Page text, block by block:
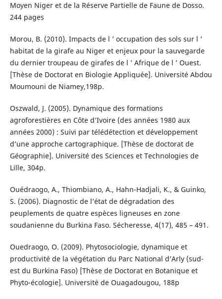
Moyen Niger et de la Réserve Partielle de Faune de Dosso.
244 pages
Morou, B. (2010). Impacts de l ’ occupation des sols sur l ’
habitat de la girafe au Niger et enjeux pour la sauvegarde
du dernier troupeau de girafes de l ’ Afrique de l ’ Ouest.
[Thèse de Doctorat en Biologie Appliquée]. Université Abdou
Moumouni de Niamey,198p.
Oszwald, J. (2005). Dynamique des formations
agroforestières en Côte d’Ivoire (des années 1980 aux
années 2000) : Suivi par télédétection et développement
d’une approche cartographique. [Thèse de doctorat de
Géographie]. Université des Sciences et Technologies de
Lille, 304p.
Ouédraogo, A., Thiombiano, A., Hahn-Hadjali, K., & Guinko,
S. (2006). Diagnostic de l’état de dégradation des
peuplements de quatre espèces ligneuses en zone
soudanienne du Burkina Faso. Sécheresse, 4(17), 485 – 491.
Ouedraogo, O. (2009). Phytosociologie, dynamique et
productivité de la végétation du Parc National d’Arly (sud-
est du Burkina Faso) [Thèse de Doctorat en Botanique et
Phyto-écologie]. Université de Ouagadougou, 188p